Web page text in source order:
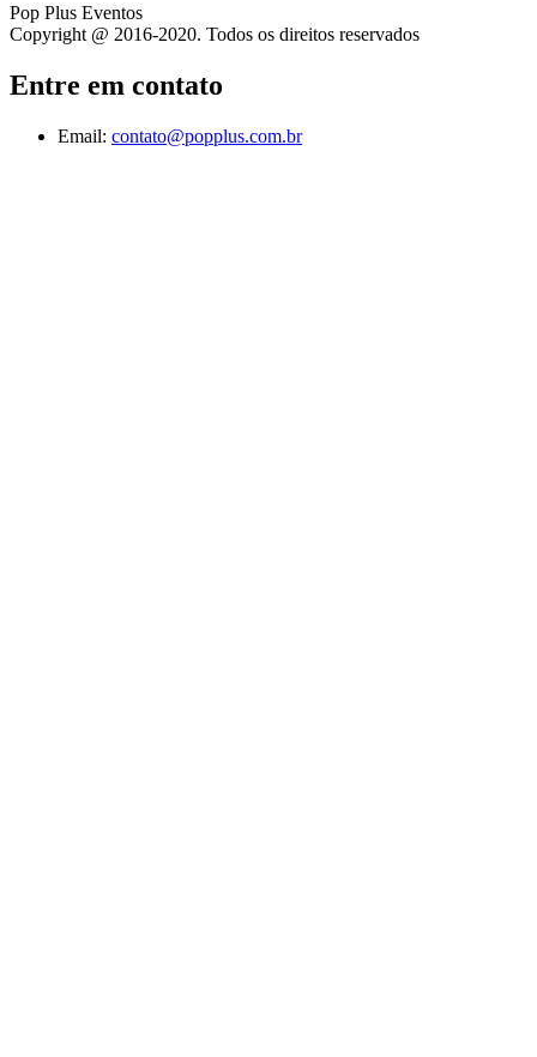
Pop Plus Eventos
Copyright @ 2016-2020. Todos os direitos reservados
Entre em contato
Email: contato@popplus.com.br